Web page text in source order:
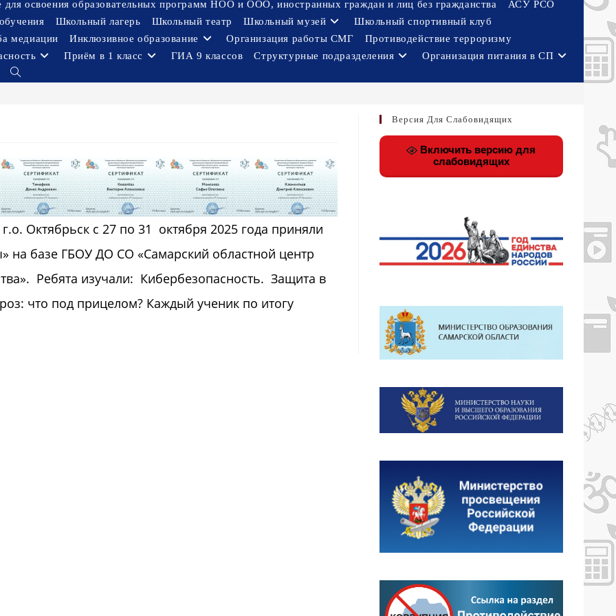
для освоения образовательных программ НОО и ООО, иностранных граждан и лиц без гражданства
АСУ РСО
Школьный лагерь Школьный театр Школьный музей
Школьный спортивный клуб
медиации
Инклюзивное образование Организация работы СМГ
Противодействие терроризму
Приём в 1 класс ГИА 9 классов Структурные подразделения Организация питания в СП
Переключить
Октябрьск с 27 по 31 октября 2025 года приняли
на базе ГБОУ ДО СО «Самарский областной центр
Ребята изучали: Кибербезопасность. Защита в
что под прицелом? Каждый ученик по итогу
Версия Для Слабовидящих
Включить версию для
слабовидящих